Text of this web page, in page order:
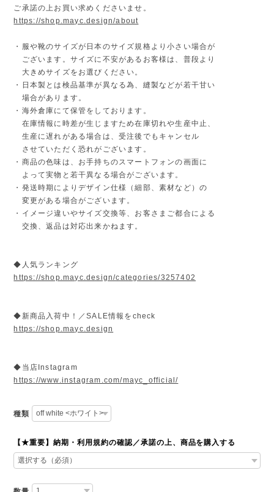
ご承諾の上お買い求めくださいませ。
https://shop.mayc.design/about
・服や靴のサイズが日本のサイズ規格より小さい場合が
ございます。サイズに不安があるお客様は、普段より
大きめサイズをお選びください。
・日本製とは検品基準が異なる為、縫製などが若干甘い
場合があります。
・海外倉庫にて保管をしております。
在庫情報に時差が生じますため在庫切れや生産中止、
生産に遅れがある場合は、受注後でもキャンセル
させていただく恐れがございます。
・商品の色味は、お手持ちのスマートフォンの画面に
よって実物と若干異なる場合がございます。
・発送時期によりデザイン仕様（細部、素材など）の
変更がある場合がございます。
・イメージ違いやサイズ交換等、お客さまご都合による
交換、返品は対応出来かねます。
◆人気ランキング
https://shop.mayc.design/categories/3257402
◆新商品入荷中！／SALE情報をcheck
https://shop.mayc.design
◆当店Instagram
https://www.instagram.com/mayc_official/
種類
【★重要】納期・利用規約の確認／承諾の上、商品を購入する